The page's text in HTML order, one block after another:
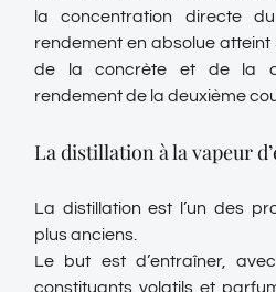
la concentration directe
rendement en absolue atteint
de la concrète et de la
rendement de la deuxième
La distillation à la vapeur
La distillation est l’un des
plus anciens.
Le but est d’entraîner,
constituants volatils et